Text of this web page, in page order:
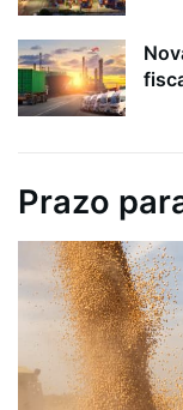
Prazo